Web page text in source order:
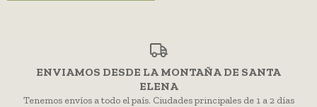
ENVIAMOS DESDE LA MONTAÑA DE SANTA
ELENA
Tenemos envíos a todo el país. Ciudades principales de 1 a 2 días